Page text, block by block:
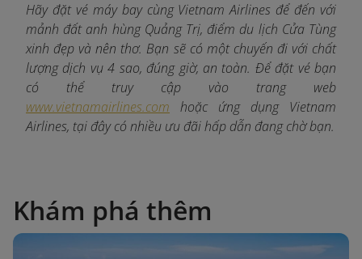
Hãy đặt vé máy bay cùng Vietnam Airlines để đến với
mảnh đất anh hùng Quảng Trị, điểm du lịch Cửa Tùng
xinh đẹp và nên thơ. Bạn sẽ có một chuyến đi với chất
lượng dịch vụ 4 sao, đúng giờ, an toàn. Để đặt vé bạn
có thể truy cập vào trang web
www.vietnamairlines.com hoặc ứng dụng Vietnam
Airlines, tại đây có nhiều ưu đãi hấp dẫn đang chờ bạn.
Khám phá thêm